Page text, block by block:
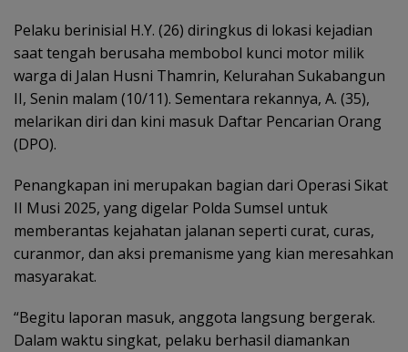
Pelaku berinisial H.Y. (26) diringkus di lokasi kejadian
saat tengah berusaha membobol kunci motor milik
warga di Jalan Husni Thamrin, Kelurahan Sukabangun
II, Senin malam (10/11). Sementara rekannya, A. (35),
melarikan diri dan kini masuk Daftar Pencarian Orang
(DPO).
Penangkapan ini merupakan bagian dari Operasi Sikat
II Musi 2025, yang digelar Polda Sumsel untuk
memberantas kejahatan jalanan seperti curat, curas,
curanmor, dan aksi premanisme yang kian meresahkan
masyarakat.
“Begitu laporan masuk, anggota langsung bergerak.
Dalam waktu singkat, pelaku berhasil diamankan